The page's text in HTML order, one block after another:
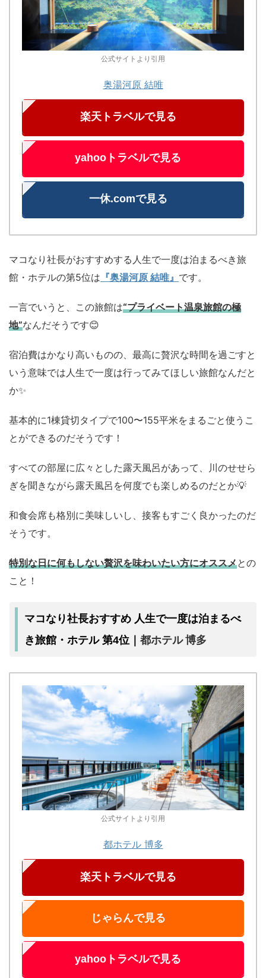
公式サイトより引用
奥湯河原 結唯
楽天トラベルで見る
yahooトラベルで見る
一休.comで見る
マコなり社長がおすすめする人生で一度は泊まるべき旅
館・ホテルの第5位は 『奥湯河原 結唯』 です。
一言でいうと、この旅館は“プライベート温泉旅館の極
地”なんだそうです😊
宿泊費はかなり高いものの、最高に贅沢な時間を過ごすと
いう意味では人生で一度は行ってみてほしい旅館なんだと
か✨
基本的に1棟貸切タイプで100〜155平米をまるごと使うこ
とができるのだそうです！
すべての部屋に広々とした露天風呂があって、川のせせら
ぎを聞きながら露天風呂を何度でも楽しめるのだとか💡
和食会席も格別に美味しいし、接客もすごく良かったのだ
そうです。
特別な日に何もしない贅沢を味わいたい方にオススメとの
こと！
マコなり社長おすすめ 人生で一度は泊まるべ
き旅館・ホテル 第4位｜都ホテル 博多
公式サイトより引用
都ホテル 博多
楽天トラベルで見る
じゃらんで見る
yahooトラベルで見る